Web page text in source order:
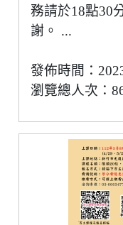
務請於18點30
謝。 ...
發佈時間：
瀏覽總人次：